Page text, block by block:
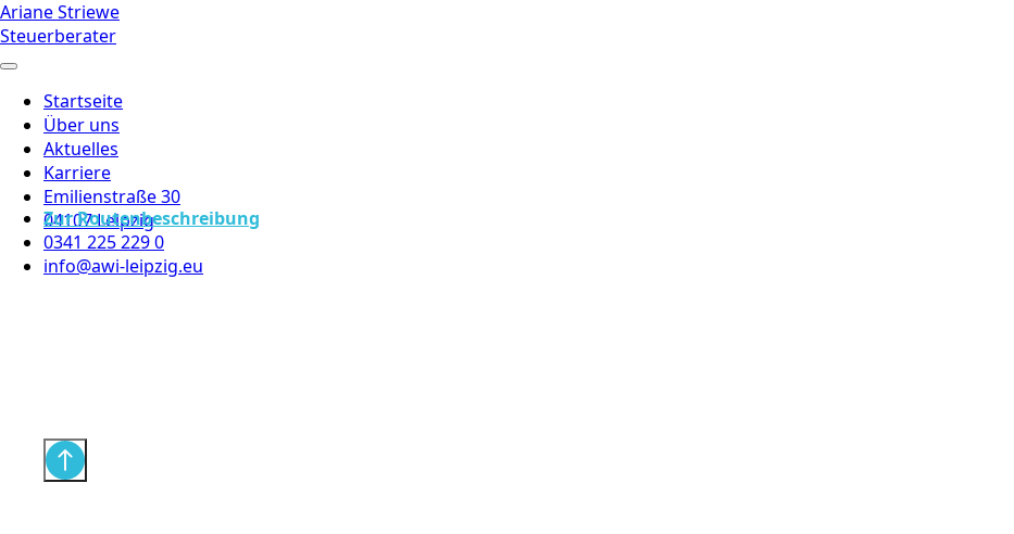
Ariane Striewe
Steuerberater
Startseite
Über uns
Aktuelles
Karriere
Emilienstraße 30
04107 Leipzig
Zur Routenbeschreibung
0341 225 229 0
info@awi-leipzig.eu